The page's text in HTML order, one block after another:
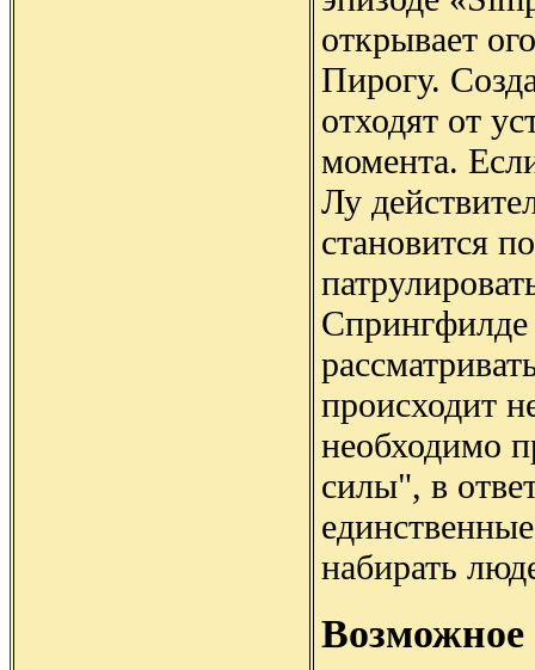
открывает
Пирогу.
отходят от
момента.
Лу
становится
Спрингфилде
происходит
необходимо
силы", в
набирать
Возможное